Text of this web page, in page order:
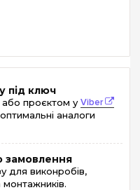
під ключ
проєктом уViber
аналоги
замовлення
для виконробів,
монтажників.